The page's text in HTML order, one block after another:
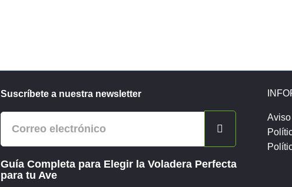
Suscríbete a nuestra newsletter
Guía Completa para Elegir la Voladera Perfecta
para tu Ave
Aviso